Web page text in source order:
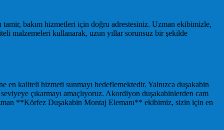
tamir, bakım hizmetleri için doğru adrestesiniz. Uzman ekibimizle,
malzemeleri kullanarak, uzun yıllar sorunsuz bir şekilde
kaliteli hizmeti sunmayı hedeflemektedir. Yalnızca duşakabin
çıkarmayı amaçlıyoruz. Akordiyon duşakabinlerden cam
**Körfez Duşakabin Montaj Elemanı** ekibimiz, sizin için en